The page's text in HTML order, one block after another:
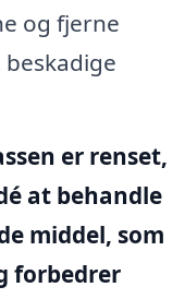
og fjerne
er renset,
at behandle
middel, som
forbedrer